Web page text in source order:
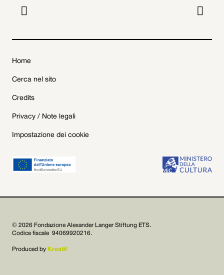
 
Home
Cerca nel sito
Credits
Privacy / Note legali
Impostazione dei cookie
© 2026 Fondazione Alexander Langer Stiftung ETS.
Codice fiscale 94069920216.
Produced by Kreatif